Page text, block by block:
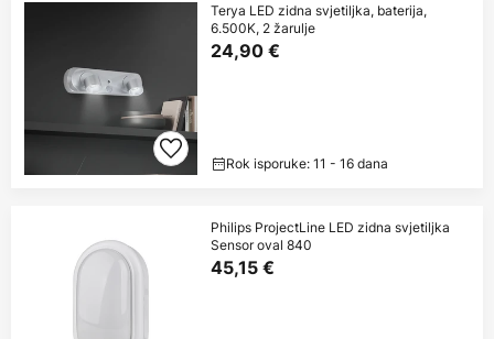
Terya LED zidna svjetiljka, baterija,
6.500K, 2 žarulje
24,90 €
Rok isporuke: 11 - 16 dana
Philips ProjectLine LED zidna svjetiljka
Sensor oval 840
45,15 €